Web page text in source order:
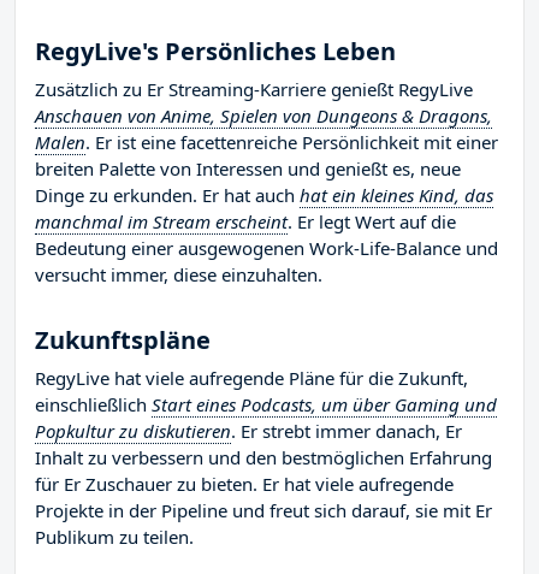
RegyLive's Persönliches Leben
Zusätzlich zu Er Streaming-Karriere genießt RegyLive
Anschauen von Anime, Spielen von Dungeons & Dragons,
Malen. Er ist eine facettenreiche Persönlichkeit mit einer
breiten Palette von Interessen und genießt es, neue
Dinge zu erkunden. Er hat auch hat ein kleines Kind, das
manchmal im Stream erscheint. Er legt Wert auf die
Bedeutung einer ausgewogenen Work-Life-Balance und
versucht immer, diese einzuhalten.
Zukunftspläne
RegyLive hat viele aufregende Pläne für die Zukunft,
einschließlich Start eines Podcasts, um über Gaming und
Popkultur zu diskutieren. Er strebt immer danach, Er
Inhalt zu verbessern und den bestmöglichen Erfahrung
für Er Zuschauer zu bieten. Er hat viele aufregende
Projekte in der Pipeline und freut sich darauf, sie mit Er
Publikum zu teilen.